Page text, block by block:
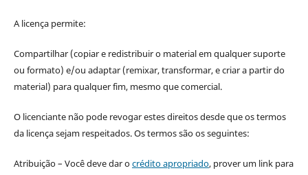
A licença permite:
Compartilhar (copiar e redistribuir o material em qualquer suporte
ou formato) e/ou adaptar (remixar, transformar, e criar a partir do
material) para qualquer fim, mesmo que comercial.
O licenciante não pode revogar estes direitos desde que os termos
da licença sejam respeitados. Os termos são os seguintes:
Atribuição – Você deve dar ocrédito apropriado, prover um link para